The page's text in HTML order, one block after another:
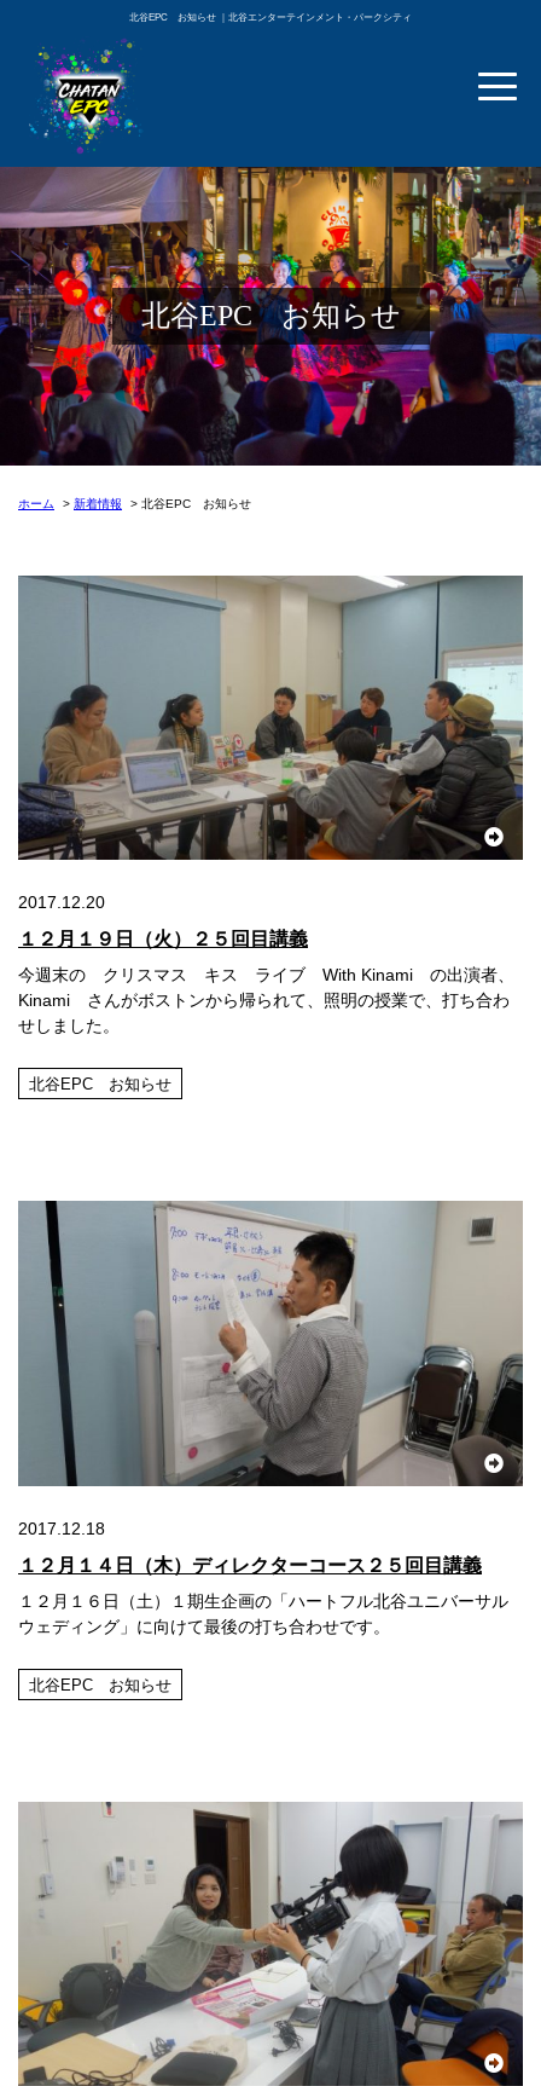
北谷EPC お知らせ ｜北谷エンターテインメント・パークシティ
北谷EPC お知らせ
ホーム 新着情報 北谷EPC お知らせ
2017.12.20
１２月１９日（火）２５回目講義
今週末の クリスマス キス ライブ With Kinami の出演者、
Kinami さんがボストンから帰られて、照明の授業で、打ち合わ
せしました。
北谷EPC お知らせ
2017.12.18
１２月１４日（木）ディレクターコース２５回目講義
１２月１６日（土）１期生企画の「ハートフル北谷ユニバーサル
ウェディング」に向けて最後の打ち合わせです。
北谷EPC お知らせ